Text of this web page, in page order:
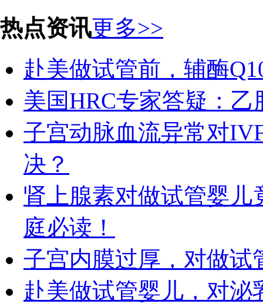
热点资讯更多>>
赴美做试管前，辅酶
美国HRC专家答疑：
子宫动脉血流异常对
决？
肾上腺素对做试管婴
庭必读！
子宫内膜过厚，对做试
赴美做试管婴儿，对